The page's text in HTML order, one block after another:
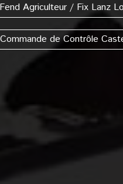
Agriculteur / Fix Lanz
de Contrôle